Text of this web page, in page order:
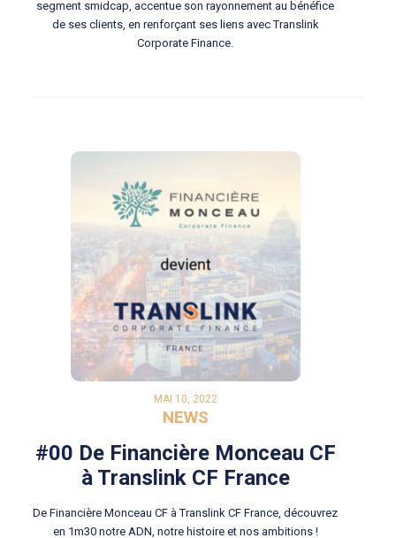
segment smidcap, accentue son rayonnement au bénéfice
de ses clients, en renforçant ses liens avec Translink
Corporate Finance.
MAI 10, 2022
NEWS
#00 De Financière Monceau CF
à Translink CF France
De Financière Monceau CF à Translink CF France, découvrez
en 1m30 notre ADN, notre histoire et nos ambitions !